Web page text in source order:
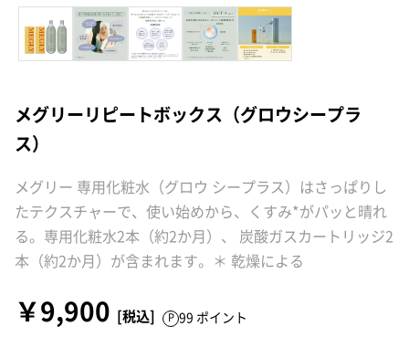
メグリーリピートボックス（グロウシープラ
ス）
メグリー 専用化粧水（グロウ シープラス）はさっぱりし
たテクスチャーで、使い始めから、くすみ*がパッと晴れ
る。専用化粧水2本（約2か月）、 炭酸ガスカートリッジ2
本（約2か月）が含まれます。＊ 乾燥による
￥9,900 99 ポイント